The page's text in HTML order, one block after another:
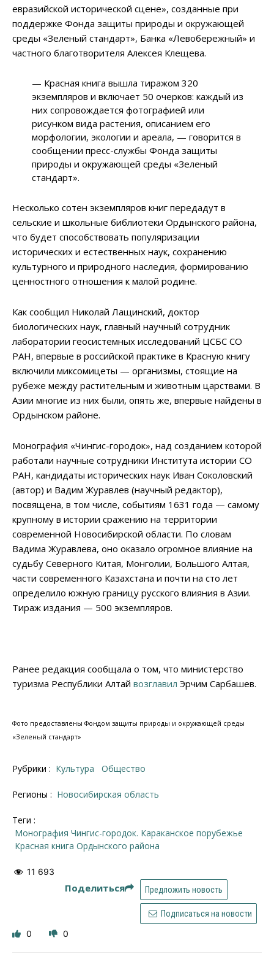
евразийской исторической сцене», созданные при
поддержке Фонда защиты природы и окружающей
среды «Зеленый стандарт», Банка «Левобережный» и
частного благотворителя Алексея Клещева.
— Красная книга вышла тиражом 320
экземпляров и включает 50 очерков: каждый из
них сопровождается фотографией или
рисунком вида растения, описанием его
морфологии, экологии и ареала, — говорится в
сообщении пресс-службы Фонда защиты
природы и окружающей среды «Зеленый
стандарт».
Несколько сотен экземпляров книг передадут в
сельские и школьные библиотеки Ордынского района,
что будет способствовать популяризации
исторических и естественных наук, сохранению
культурного и природного наследия, формированию
ценностного отношения к малой родине.
Как сообщил Николай Лащинский, доктор
биологических наук, главный научный сотрудник
лаборатории геосистемных исследований ЦСБС СО
РАН, впервые в российской практике в Красную книгу
включили миксомицеты — организмы, стоящие на
рубеже между растительным и животным царствами. В
Азии многие из них были, опять же, впервые найдены в
Ордынском районе.
Монография «Чингис-городок», над созданием которой
работали научные сотрудники Института истории СО
РАН, кандидаты исторических наук Иван Соколовский
(автор) и Вадим Журавлев (научный редактор),
посвящена, в том числе, событиям 1631 года — самому
крупному в истории сражению на территории
современной Новосибирской области. По словам
Вадима Журавлева, оно оказало огромное влияние на
судьбу Северного Китая, Монголии, Большого Алтая,
части современного Казахстана и почти на сто лет
определило южную границу русского влияния в Азии.
Тираж издания — 500 экземпляров.
Ранее редакция сообщала о том, что министерство
туризма Республики Алтай возглавил Эрчим Сарбашев.
Фото предоставлены Фондом защиты природы и окружающей среды
«Зеленый стандарт»
Рубрики : Культура Общество
Регионы : Новосибирская область
Теги :
монография Чингис-городок. Караканское порубежье
Красная книга Ордынского района
11 693
Поделиться Предложить новость
Подписаться на новости
0 0